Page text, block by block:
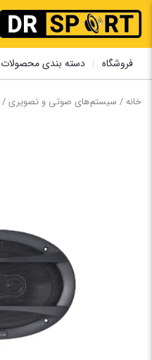
فروشگاه دسته بندی محصولات
خانه/ سیستم‌های صوتی و تصویری/